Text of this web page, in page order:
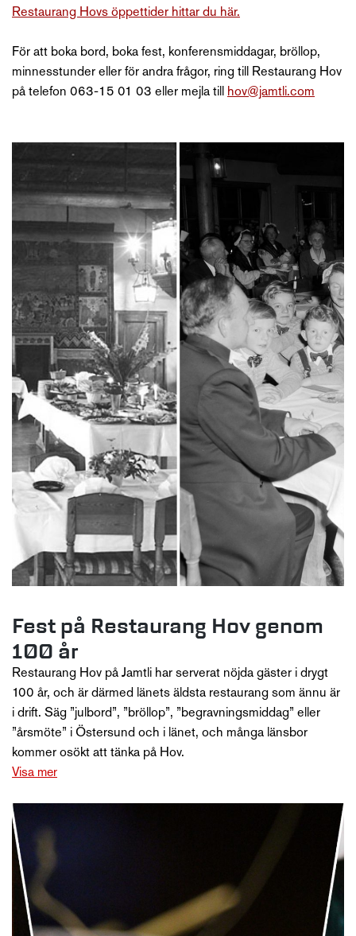
Restaurang Hovs öppettider hittar du här.
För att boka bord, boka fest, konferensmiddagar, bröllop,
minnesstunder eller för andra frågor, ring till Restaurang Hov
på telefon 063-15 01 03 eller mejla till
hov@jamtli.com
Fest på Restaurang Hov genom
100 år
Restaurang Hov på Jamtli har serverat nöjda gäster i drygt
100 år, och är därmed länets äldsta restaurang som ännu är
i drift. Säg ”julbord”, ”bröllop”, ”begravningsmiddag” eller
”årsmöte” i Östersund och i länet, och många länsbor
kommer osökt att tänka på Hov.
Visa mer